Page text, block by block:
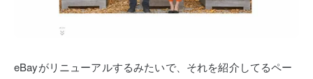
eBayがリニューアルするみたいで、それを紹介してるペー